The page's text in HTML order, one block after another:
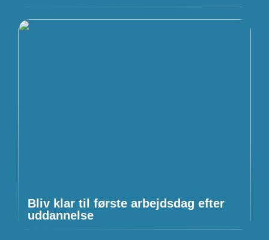
Bliv klar til første arbejdsdag efter
uddannelse